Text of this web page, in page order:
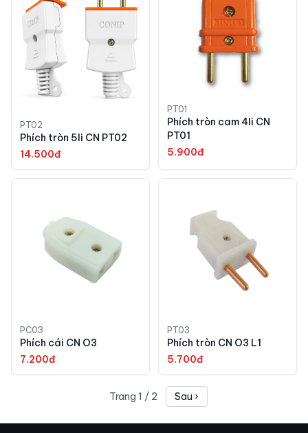
PT02
Phích tròn 5li CN PT02
14.500đ
PT01
Phích tròn cam 4li CN
PT01
5.900đ
PC03
Phích cái CN O3
7.200đ
PT03
Phích tròn CN O3 L1
5.700đ
Trang 1 / 2 Sau ›